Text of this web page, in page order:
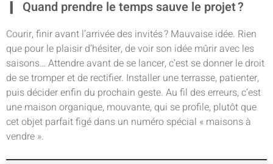
Quand prendre le temps sauve le projet ?
Courir, finir avant l’arrivée des invités ? Mauvaise idée. Rien
que pour le plaisir d’hésiter, de voir son idée mûrir avec les
saisons… Attendre avant de se lancer, c’est se donner le droit
de se tromper et de rectifier. Installer une terrasse, patienter,
puis décider enfin du prochain geste. Au fil des erreurs, c’est
une maison organique, mouvante, qui se profile, plutôt que
cet objet parfait figé dans un numéro spécial « maisons à
vendre ».